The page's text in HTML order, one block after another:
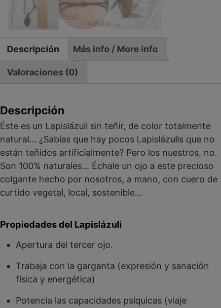
Descripción Más info / More info
Valoraciones (0)
Descripción
Éste es un Lapislázuli sin teñir, de color totalmente
natural… ¿Sabías que hay pocos Lapislázulis que no
están teñidos artificialmente? Pero los nuestros, no.
Son 100% naturales… Échale un ojo a este precioso
colgante hecho por nosotros, a mano, con cuero de
curtido vegetal, local, sostenible…
Propiedades del Lapislázuli
Apertura del tercer ojo.
Trabaja con la garganta (expresión y sanación
física y energética)
Potencia las capacidades psíquicas (viaje